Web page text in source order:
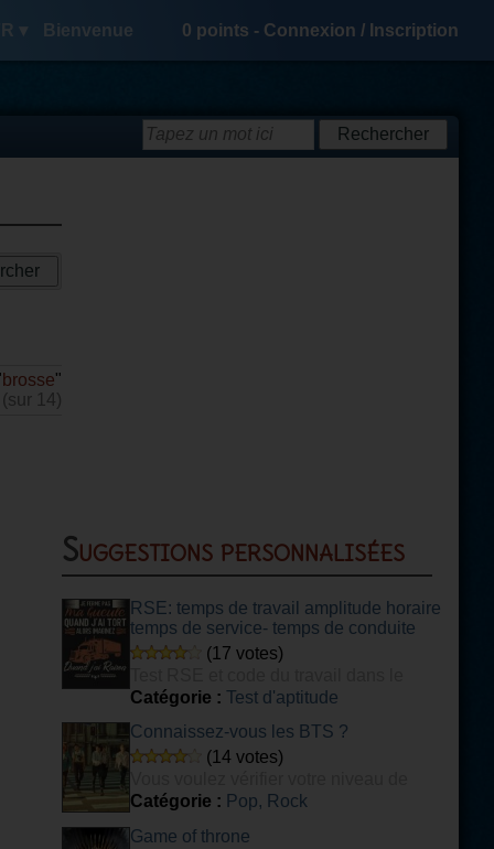
▾ Bienvenue 0 points - Connexion / Inscription
brosse"
14)
Suggestions personnalisées
RSE: temps de travail amplitude horaire
temps de service- temps de conduite
(17 votes)
transport
Catégorie : Test d'aptitude
Connaissez-vous les BTS ?
(14 votes)
connaissance du groupe de K-POP BTS ?
Catégorie : Pop, Rock
Game of throne